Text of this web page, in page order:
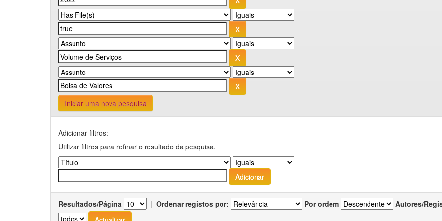
Iniciar uma nova pesquisa
Adicionar filtros:
Utilizar filtros para refinar o resultado da pesquisa.
Resultados/Página | Ordenar registos por: Por ordem Autores/